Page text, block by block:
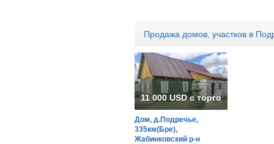
Продажа домов, участков в
11 000 USD с торгом
Дом, д.Подречье,
335км(Бре),
Жабинковский р-н